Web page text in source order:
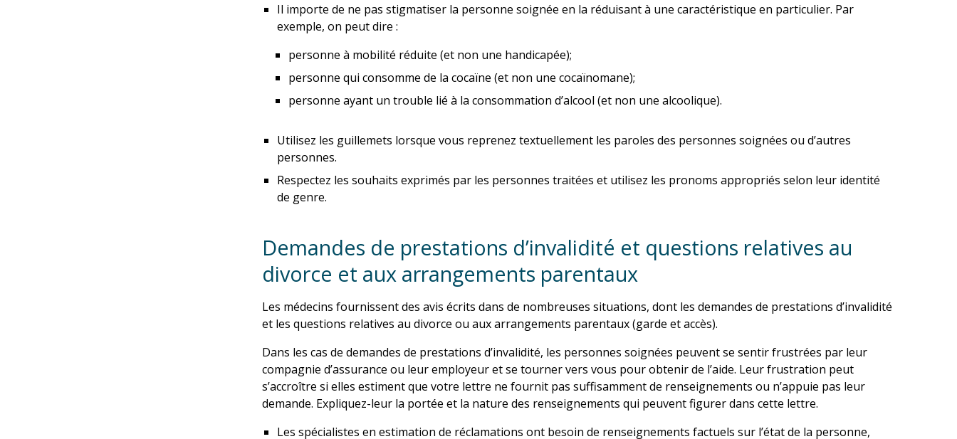
Il importe de ne pas stigmatiser la personne soignée en la réduisant à une caractéristique en particulier. Par
exemple, on peut dire :
personne à mobilité réduite (et non une handicapée);
personne qui consomme de la cocaïne (et non une cocaïnomane);
personne ayant un trouble lié à la consommation d’alcool (et non une alcoolique).
Utilisez les guillemets lorsque vous reprenez textuellement les paroles des personnes soignées ou d’autres
personnes.
Respectez les souhaits exprimés par les personnes traitées et utilisez les pronoms appropriés selon leur identité
de genre.
Demandes de prestations d’invalidité et questions relatives au
divorce et aux arrangements parentaux
Les médecins fournissent des avis écrits dans de nombreuses situations, dont les demandes de prestations d’invalidité
et les questions relatives au divorce ou aux arrangements parentaux (garde et accès).
Dans les cas de demandes de prestations d’invalidité, les personnes soignées peuvent se sentir frustrées par leur
compagnie d’assurance ou leur employeur et se tourner vers vous pour obtenir de l’aide. Leur frustration peut
s’accroître si elles estiment que votre lettre ne fournit pas suffisamment de renseignements ou n’appuie pas leur
demande. Expliquez-leur la portée et la nature des renseignements qui peuvent figurer dans cette lettre.
Les spécialistes en estimation de réclamations ont besoin de renseignements factuels sur l’état de la personne,